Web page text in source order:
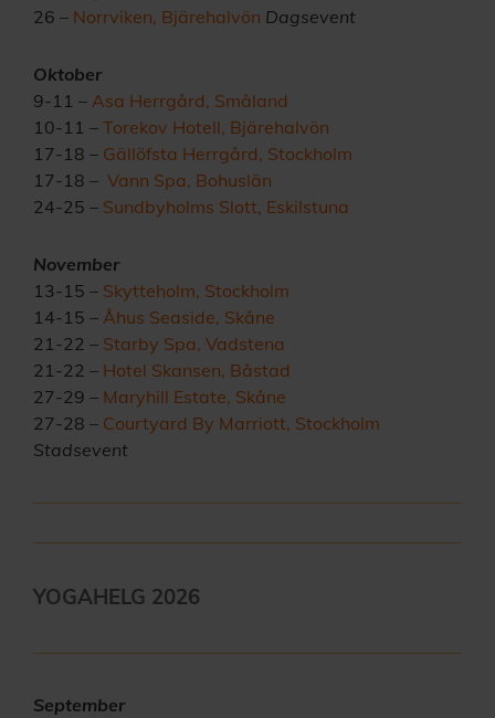
26 – Norrviken, Bjärehalvön Dagsevent
Oktober
9-11 – Asa Herrgård, Småland
10-11 – Torekov Hotell, Bjärehalvön
17-18 – Gällöfsta Herrgård, Stockholm
17-18 – Vann Spa, Bohuslän
24-25 – Sundbyholms Slott, Eskilstuna
November
13-15 – Skytteholm, Stockholm
14-15 – Åhus Seaside, Skåne
21-22 – Starby Spa, Vadstena
21-22 – Hotel Skansen, Båstad
27-29 – Maryhill Estate, Skåne
27-28 – Courtyard By Marriott, Stockholm
Stadsevent
YOGAHELG 2026
September